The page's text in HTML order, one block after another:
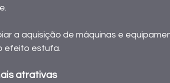
a aquisição de máquinas e
efeito estufa.
atrativas